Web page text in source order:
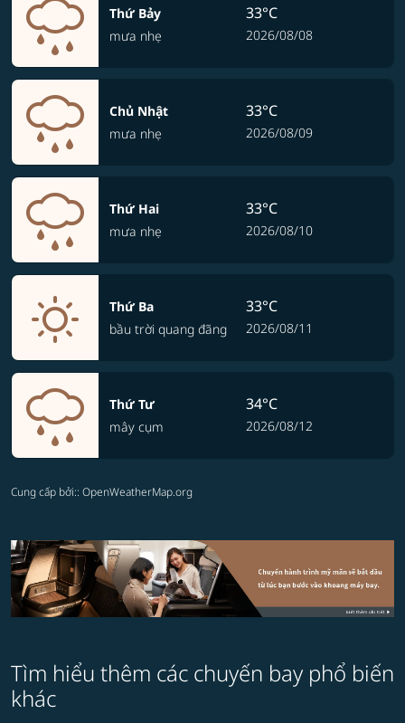
Thứ Bảy
mưa nhẹ
33°C
2026/08/08
Chủ Nhật
mưa nhẹ
33°C
2026/08/09
Thứ Hai
mưa nhẹ
33°C
2026/08/10
Thứ Ba
bầu trời quang đãng
33°C
2026/08/11
Thứ Tư
mây cụm
34°C
2026/08/12
Cung cấp bởi:: OpenWeatherMap.org
Tìm hiểu thêm các chuyến bay phổ biến
khác